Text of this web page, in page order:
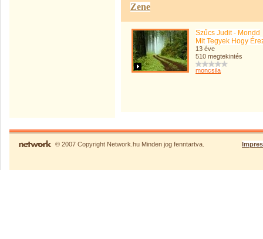
Zene
Szűcs Judit - Mondd
Mit Tegyek Hogy
13 éve
510 megtekintés
moncsila
© 2007 Copyright Network.hu Minden jog fenntartva.